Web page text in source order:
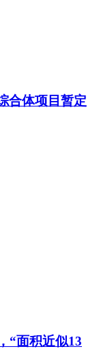
合体项目暂定
“面积近似13